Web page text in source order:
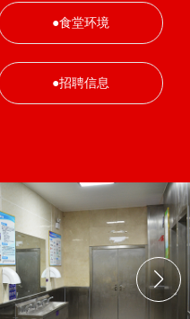
食堂环境
招聘信息